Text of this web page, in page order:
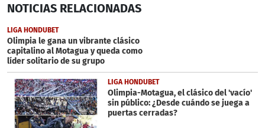
seconds
1
minute,
15
seconds
NOTICIAS RELACIONADAS
LIGA HONDUBET
Olimpia le gana un vibrante clásico
capitalino al Motagua y queda como
líder solitario de su grupo
LIGA HONDUBET
Olimpia-Motagua, el clásico del 'vacío'
sin público: ¿Desde cuándo se juega a
puertas cerradas?